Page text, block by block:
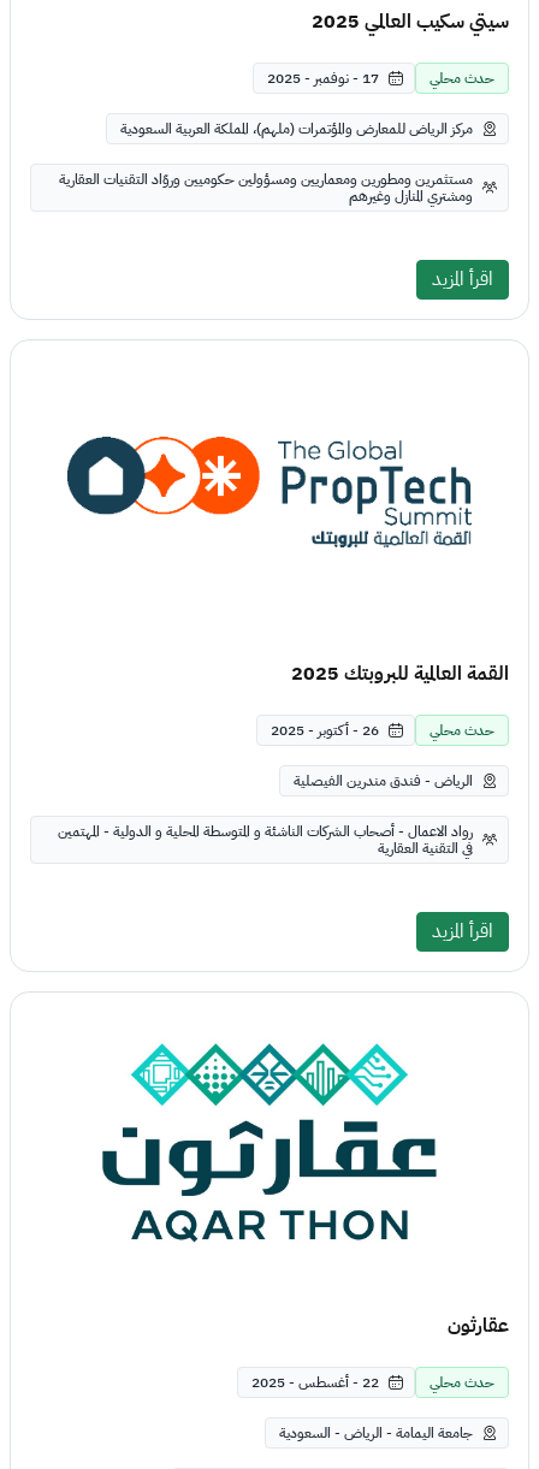
سيتي سكيب العالمي 2025
حدث محلي 17 - نوفمبر - 2025
مركز الرياض للمعارض والمؤتمرات (ملهم)، المملكة العربية السعودية
مستثمرين ومطورين ومعماريين ومسؤولين حكوميين وروّاد التقنيات العقارية
ومشتري المنازل وغيرهم
اقرأ المزيد
القمة العالمية للبروبتك 2025
حدث محلي 26 - أكتوبر - 2025
الرياض - فندق مندرين الفيصلية
رواد الاعمال - أصحاب الشركات الناشئة و المتوسطة المحلية و الدولية - المهتمين
في التقنية العقارية
اقرأ المزيد
عقارثون
حدث محلي 22 - أغسطس - 2025
جامعة اليمامة - الرياض - السعودية